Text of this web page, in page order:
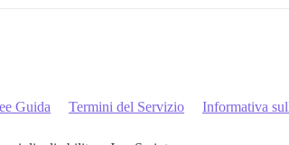
Guida Termini del Servizio Informativa